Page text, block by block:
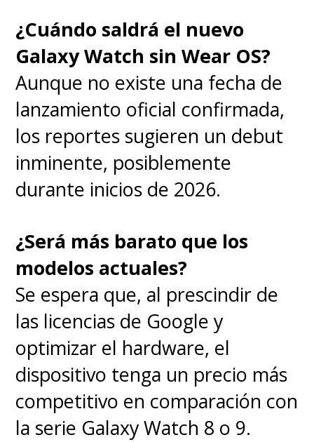
¿Cuándo saldrá el nuevo
Galaxy Watch sin Wear OS?
Aunque no existe una fecha de
lanzamiento oficial confirmada,
los reportes sugieren un debut
inminente, posiblemente
durante inicios de 2026.
¿Será más barato que los
modelos actuales?
Se espera que, al prescindir de
las licencias de Google y
optimizar el hardware, el
dispositivo tenga un precio más
competitivo en comparación con
la serie Galaxy Watch 8 o 9.